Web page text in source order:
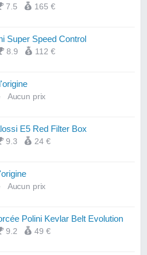
7.5 165 €
Super Speed Control
8.9 112 €
Aucun prix
E5 Red Filter Box
9.3 24 €
Aucun prix
Polini Kevlar Belt Evolution
9.2 49 €